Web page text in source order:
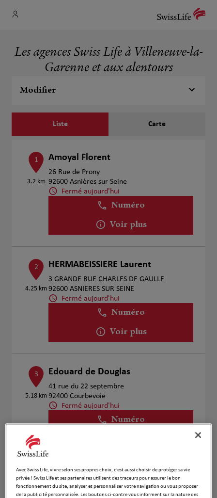
Les agences Swiss Life à Villeneuve-la-
Garenne et aux alentours
Modifier
Liste Carte
1
3.2 km
Amoyal Florent
26 Rue de Prony
92600 Asnières sur Seine
Fermé aujourd'hui
Numéro
Voir plus
2
4.25 km
HERMABEISSIERE Laurent
3 GRANDE RUE CHARLES DE GAULLE
92600 ASNIERES SUR SEINE
Fermé aujourd'hui
Numéro
Voir plus
3
5.18 km
Edouard de Douglas
41 rue du 22 septembre
92400 Courbevoie
Fermé aujourd'hui
Numéro
4 MYRIAM OHAYON
92300 LEVALLOIS PERET
Avec Swiss Life, vivre selon ses propres choix, c’est aussi choisir de protéger sa vie
privée ! Swiss Life et ses partenaires utilisent des traceurs pour assurer le bon
fonctionnement du site, analyser et personnaliser votre navigation ou vous proposer
de la publicité personnalisée. Les boutons ci-contre vous informent sur la nature des